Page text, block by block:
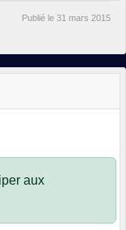
Publié le 31 mars 2015
aux